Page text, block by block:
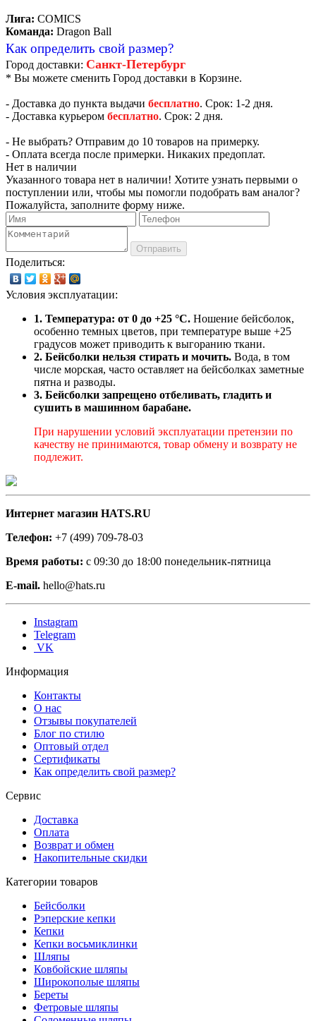
Лига: COMICS
Команда: Dragon Ball
Как определить свой размер?
Город доставки: Санкт-Петербург
* Вы можете сменить Город доставки в Корзине.
- Доставка до пункта выдачи бесплатно. Срок: 1-2 дня.
- Доставка курьером бесплатно. Срок: 2 дня.
- Не выбрать? Отправим до 10 товаров на примерку.
- Оплата всегда после примерки. Никаких предоплат.
Нет в наличии
Указанного товара нет в наличии! Хотите узнать первыми о
поступлении или, чтобы мы помогли подобрать вам аналог?
Пожалуйста, заполните форму ниже.
Отправить
Поделиться:
Условия эксплуатации:
1. Температура: от 0 до +25 °C. Ношение бейсболок,
особенно темных цветов, при температуре выше +25
градусов может приводить к выгоранию ткани.
2. Бейсболки нельзя стирать и мочить. Вода, в том
числе морская, часто оставляет на бейсболках заметные
пятна и разводы.
3. Бейсболки запрещено отбеливать, гладить и
сушить в машинном барабане.
При нарушении условий эксплуатации претензии по
качеству не принимаются, товар обмену и возврату не
подлежит.
Интернет магазин HATS.RU
Телефон: +7 (499) 709-78-03
Время работы: с 09:30 до 18:00 понедельник-пятница
E-mail. hello@hats.ru
Instagram
Telegram
VK
Информация
Контакты
О нас
Отзывы покупателей
Блог по стилю
Оптовый отдел
Сертификаты
Как определить свой размер?
Сервис
Доставка
Оплата
Возврат и обмен
Накопительные скидки
Категории товаров
Бейсболки
Рэперские кепки
Кепки
Кепки восьмиклинки
Шляпы
Ковбойские шляпы
Широкополые шляпы
Береты
Фетровые шляпы